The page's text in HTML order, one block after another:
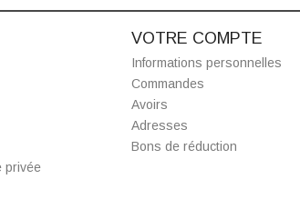
privée
VOTRE COMPTE
Informations personnelles
Commandes
Avoirs
Adresses
Bons de réduction